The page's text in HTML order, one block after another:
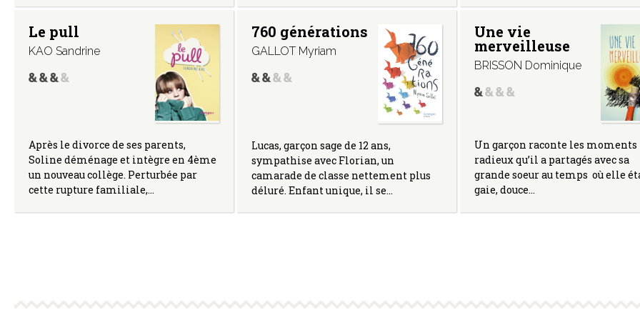
Le pull
KAO Sandrine
Après le divorce de ses parents,
Soline déménage et intègre en 4ème
un nouveau collège. Perturbée par
cette rupture familiale,…
760 générations
GALLOT Myriam
Lucas, garçon sage de 12 ans,
sympathise avec Florian, un
camarade de classe nettement plus
déluré. Enfant unique, il se…
Une vie
merveilleuse
BRISSON Dominique
Un garçon raconte les moments
radieux qu’il a partagés avec sa
grande soeur au temps où elle
gaie, douce…